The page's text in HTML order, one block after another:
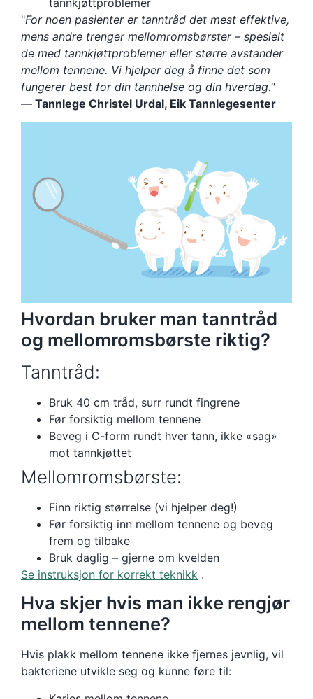
tannkjøttproblemer
"For noen pasienter er tanntråd det mest effektive,
mens andre trenger mellomromsbørster – spesielt
de med tannkjøttproblemer eller større avstander
mellom tennene. Vi hjelper deg å finne det som
fungerer best for din tannhelse og din hverdag."
— Tannlege Christel Urdal, Eik Tannlegesenter
Hvordan bruker man tanntråd
og mellomromsbørste riktig?
Tanntråd:
Bruk 40 cm tråd, surr rundt fingrene
Før forsiktig mellom tennene
Beveg i C-form rundt hver tann, ikke «sag»
mot tannkjøttet
Mellomromsbørste:
Finn riktig størrelse (vi hjelper deg!)
Før forsiktig inn mellom tennene og beveg
frem og tilbake
Bruk daglig – gjerne om kvelden
Se instruksjon for korrekt teknikk .
Hva skjer hvis man ikke rengjør
mellom tennene?
Hvis plakk mellom tennene ikke fjernes jevnlig, vil
bakteriene utvikle seg og kunne føre til: